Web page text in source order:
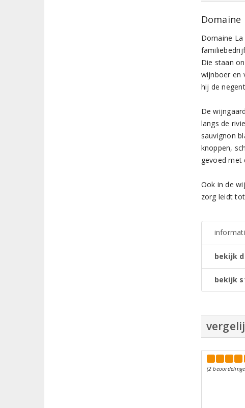
Domaine
Die staan
wijnboer en
hij de
De
langs de
sauvignon
knoppen,
gevoed met
Ook in de
zorg leidt
bekijk
bekijk
(2